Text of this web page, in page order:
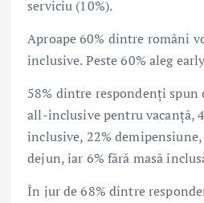
serviciu (10%).
Aproape 60% dintre români
inclusive. Peste 60% aleg
58% dintre respondenți spun
all-inclusive pentru vacanță,
inclusive, 22%
dejun, iar 6% fără masă
În jur de 68% dintre